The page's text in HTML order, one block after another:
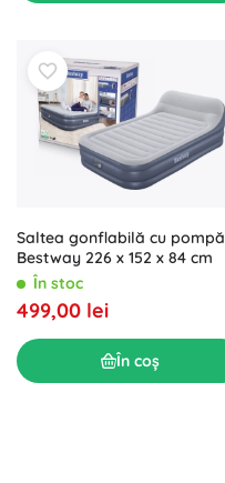
Saltea gonflabilă cu pompă
Bestway 226 x 152 x 84 cm
În stoc
499,00 lei
În coș